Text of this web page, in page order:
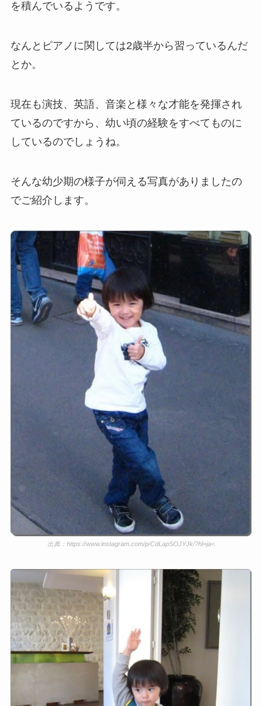
を積んでいるようです。
なんとピアノに関しては2歳半から習っているんだ
とか。
現在も演技、英語、音楽と様々な才能を発揮され
ているのですから、幼い頃の経験をすべてものに
しているのでしょうね。
そんな幼少期の様子が伺える写真がありましたの
でご紹介します。
出典：https://www.instagram.com/p/CdLapSOJYJk/?hl=ja<